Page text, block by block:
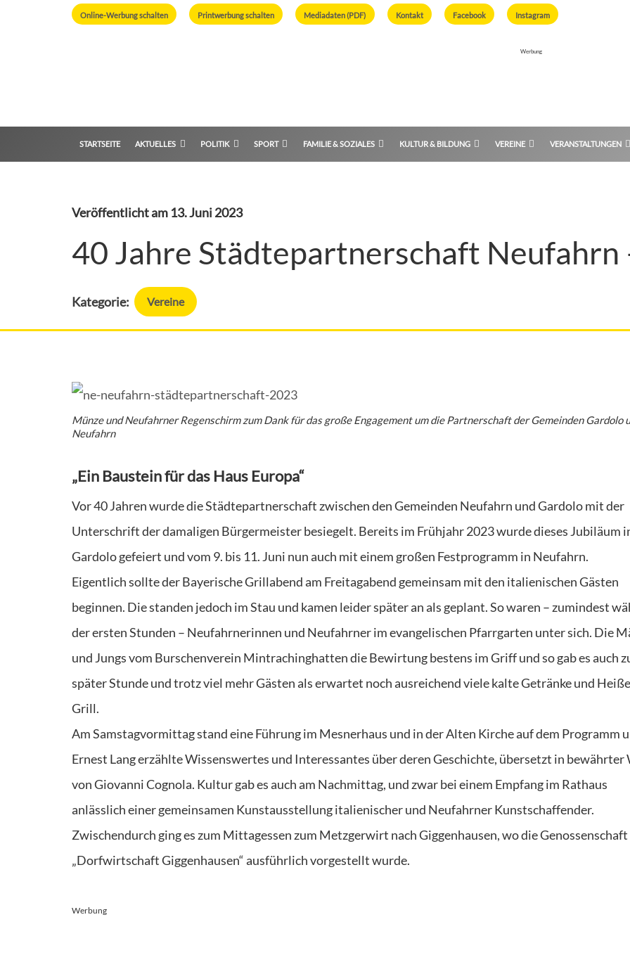
Online-Werbung schalten Printwerbung schalten Mediadaten (PDF) Kontakt Facebook Instagram
Werbung
STARTSEITE AKTUELLES POLITIK SPORT FAMILIE & SOZIALES KULTUR & BILDUNG VEREINE VERANSTALTUNGEN
Veröffentlicht am 13. Juni 2023
40 Jahre Städtepartnerschaft Neufahrn
Kategorie: Vereine
Münze und Neufahrner Regenschirm zum Dank für das große Engagement um die Partnerschaft der Gemeinden Gardolo
Neufahrn
„Ein Baustein für das Haus Europa“
Vor 40 Jahren wurde die Städtepartnerschaft zwischen den Gemeinden Neufahrn und Gardolo mit der
Unterschrift der damaligen Bürgermeister besiegelt. Bereits im Frühjahr 2023 wurde dieses Jubiläum
Gardolo gefeiert und vom 9. bis 11. Juni nun auch mit einem großen Festprogramm in Neufahrn.
Eigentlich sollte der Bayerische Grillabend am Freitagabend gemeinsam mit den italienischen Gästen
beginnen. Die standen jedoch im Stau und kamen leider später an als geplant. So waren – zumindest
der ersten Stunden – Neufahrnerinnen und Neufahrner im evangelischen Pfarrgarten unter sich. Die
und Jungs vom Burschenverein Mintrachinghatten die Bewirtung bestens im Griff und so gab es auch
später Stunde und trotz viel mehr Gästen als erwartet noch ausreichend viele kalte Getränke und
Grill.
Am Samstagvormittag stand eine Führung im Mesnerhaus und in der Alten Kirche auf dem Programm
Ernest Lang erzählte Wissenswertes und Interessantes über deren Geschichte, übersetzt in bewährter
von Giovanni Cognola. Kultur gab es auch am Nachmittag, und zwar bei einem Empfang im Rathaus
anlässlich einer gemeinsamen Kunstausstellung italienischer und Neufahrner Kunstschaffender.
Zwischendurch ging es zum Mittagessen zum Metzgerwirt nach Giggenhausen, wo die Genossenschaft
„Dorfwirtschaft Giggenhausen“ ausführlich vorgestellt wurde.
Werbung